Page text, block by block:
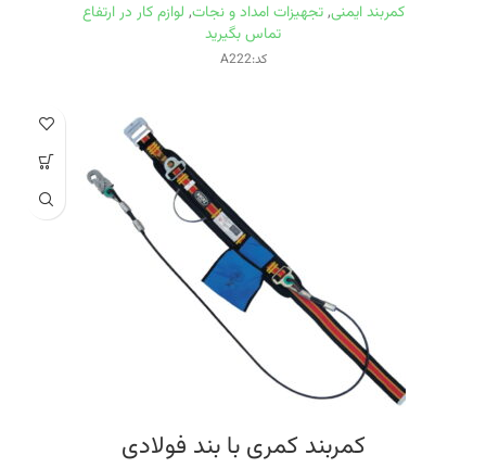
کمربند ایمنی, تجهیزات امداد و نجات, لوازم کار در ارتفاع
تماس بگیرید
کد:A222
کمربند کمری با بند فولادی